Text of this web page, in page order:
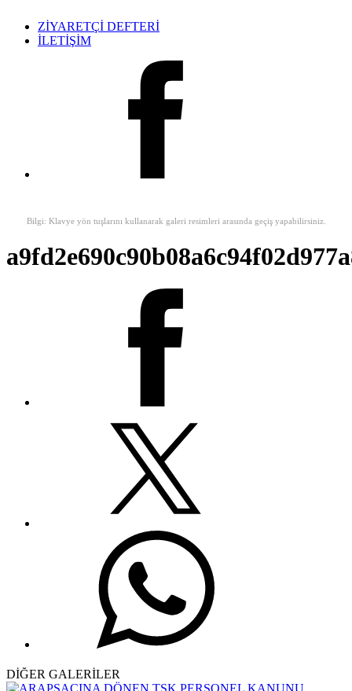
ZİYARETÇİ DEFTERİ
İLETİŞİM
Bilgi: Klavye yön tuşlarını kullanarak galeri resimleri arasında geçiş yapabilirsiniz.
DİĞER GALERİLER